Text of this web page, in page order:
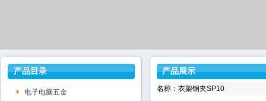
产品目录
电子电脑五金
产品展示
名称：衣架钢夹SP10